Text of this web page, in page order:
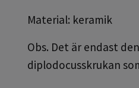
Material: keramik
Obs. Det är endast
diplodocusskrukan